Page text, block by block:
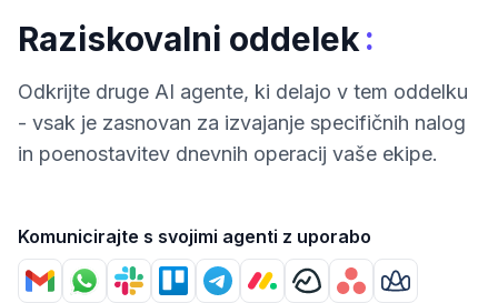
Raziskovalni oddelek:
Odkrijte druge AI agente, ki delajo v tem oddelku
- vsak je zasnovan za izvajanje specifičnih nalog
in poenostavitev dnevnih operacij vaše ekipe.
Komunicirajte s svojimi agenti z uporabo